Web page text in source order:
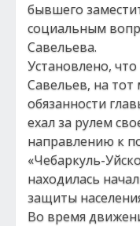
бывшего
социальным
Савельева.
Установлено, что
Савельев, на
обязанности
ехал за рулем
направлению к
«Чебаркуль-
находилась
защиты
Во время